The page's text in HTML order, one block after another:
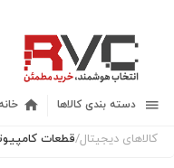
دسته بندی کالاها
کالاهای دیجیتال/قطعات